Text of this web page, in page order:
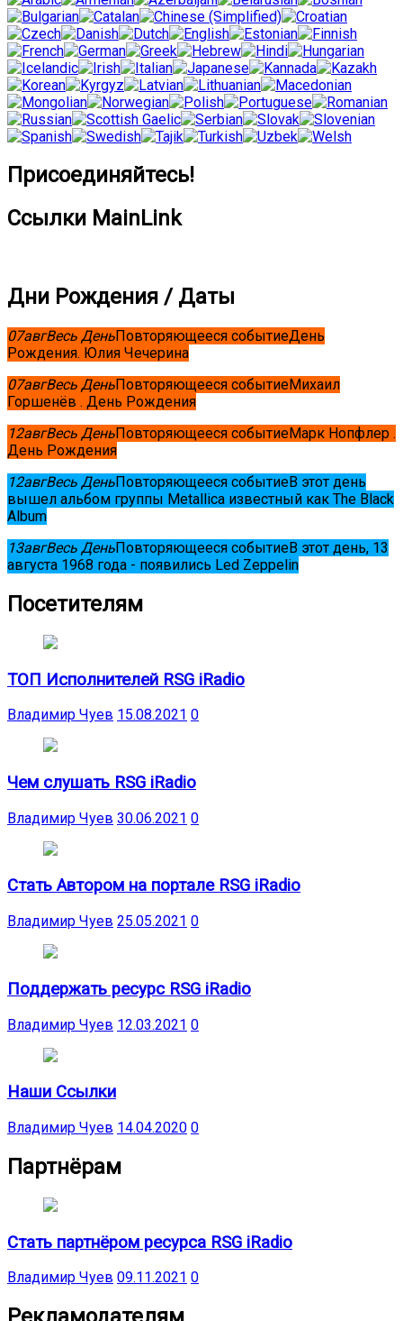
Присоединяйтесь!
Ссылки MainLink
Дни Рождения / Даты
07авгВесь ДеньПовторяющееся событиеДень
Рождения. Юлия Чечерина
07авгВесь ДеньПовторяющееся событиеМихаил
Горшенёв . День Рождения
12авгВесь ДеньПовторяющееся событиеМарк Нопфлер .
День Рождения
12авгВесь ДеньПовторяющееся событиеВ этот день
вышел альбом группы Metallica известный как The Black
Album
13авгВесь ДеньПовторяющееся событиеВ этот день, 13
августа 1968 года - появились Led Zeppelin
Посетителям
ТОП Исполнителей RSG iRadio
Владимир Чуев 15.08.2021 0
Чем слушать RSG iRadio
Владимир Чуев 30.06.2021 0
Стать Автором на портале RSG iRadio
Владимир Чуев 25.05.2021 0
Поддержать ресурс RSG iRadio
Владимир Чуев 12.03.2021 0
Наши Ссылки
Владимир Чуев 14.04.2020 0
Партнёрам
Стать партнёром ресурса RSG iRadio
Владимир Чуев 09.11.2021 0